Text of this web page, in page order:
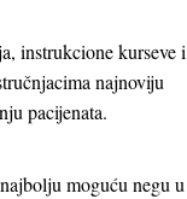
instrukcione kurseve i
najnoviju
pacijenata.
moguću negu u